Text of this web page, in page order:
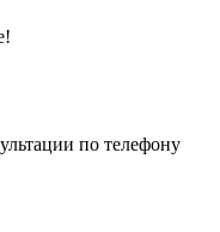
по телефону